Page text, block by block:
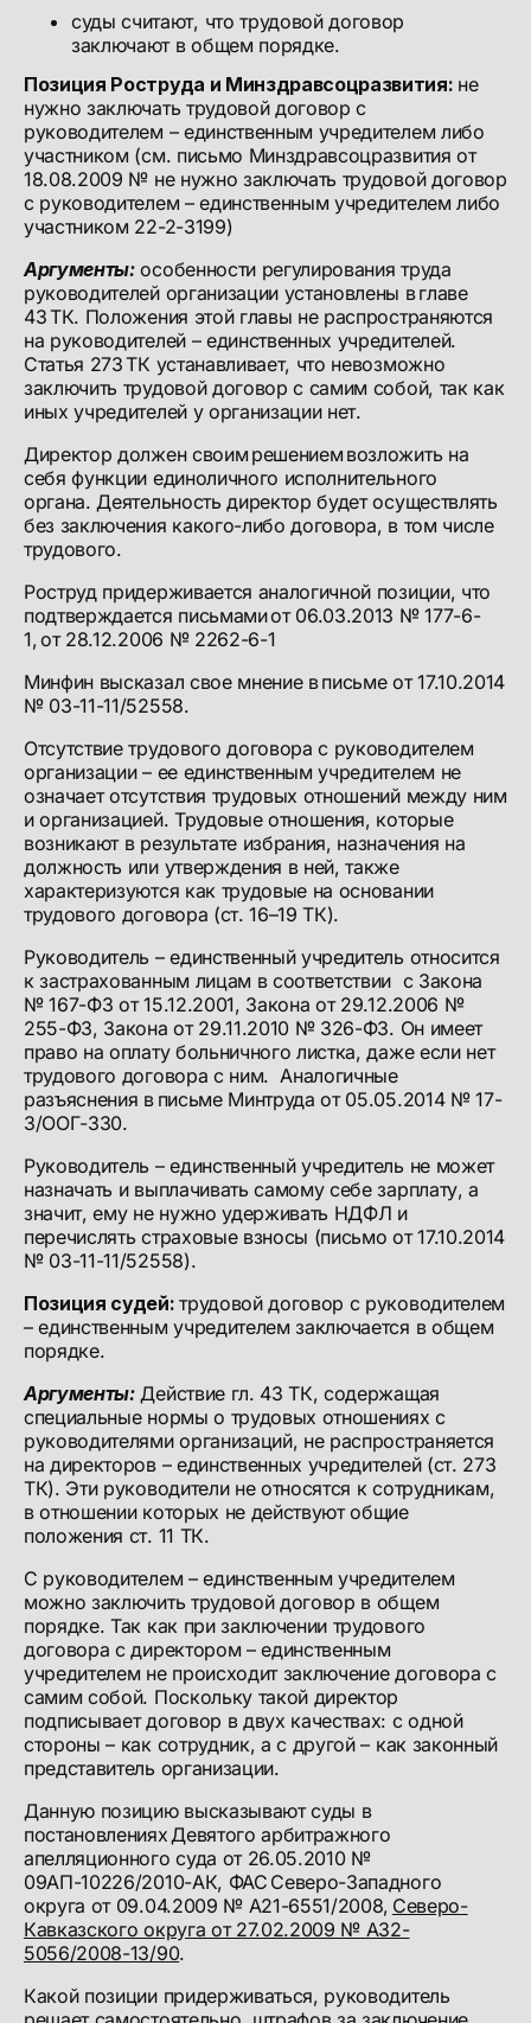
суды считают, что трудовой договор
заключают в общем порядке.
Позиция Роструда и Минздравсоцразвития: не
нужно заключать трудовой договор с
руководителем – единственным учредителем либо
участником (см. письмо Минздравсоцразвития от
18.08.2009 № не нужно заключать трудовой договор
с руководителем – единственным учредителем либо
участником 22-2-3199)
Аргументы:особенности регулирования труда
руководителей организации установлены в главе
43 ТК. Положения этой главы не распространяются
на руководителей – единственных учредителей.
Статья 273 ТК устанавливает, что невозможно
заключить трудовой договор с самим собой, так как
иных учредителей у организации нет.
Директор должен своим решением возложить на
себя функции единоличного исполнительного
органа. Деятельность директор будет осуществлять
без заключения какого-либо договора, в том числе
трудового.
Роструд придерживается аналогичной позиции, что
подтверждается письмами от 06.03.2013 № 177-6-
1, от 28.12.2006 № 2262-6-1
Минфин высказал свое мнение в письме от 17.10.2014
№ 03-11-11/52558.
Отсутствие трудового договора с руководителем
организации – ее единственным учредителем не
означает отсутствия трудовых отношений между ним
и организацией. Трудовые отношения, которые
возникают в результате избрания, назначения на
должность или утверждения в ней, также
характеризуются как трудовые на основании
трудового договора (ст. 16–19 ТК).
Руководитель – единственный учредитель относится
к застрахованным лицам в соответствии с Закона
№ 167-ФЗ от 15.12.2001, Закона от 29.12.2006 №
255-ФЗ, Закона от 29.11.2010 № 326-ФЗ. Он имеет
право на оплату больничного листка, даже если нет
трудового договора с ним. Аналогичные
разъяснения в письме Минтруда от 05.05.2014 № 17-
3/ООГ-330.
Руководитель – единственный учредитель не может
назначать и выплачивать самому себе зарплату, а
значит, ему не нужно удерживать НДФЛ и
перечислять страховые взносы (письмо от 17.10.2014
№ 03-11-11/52558).
Позиция судей:трудовой договор с руководителем
– единственным учредителем заключается в общем
порядке.
Аргументы:Действие гл. 43 ТК, содержащая
специальные нормы о трудовых отношениях с
руководителями организаций, не распространяется
на директоров – единственных учредителей (ст. 273
ТК). Эти руководители не относятся к сотрудникам,
в отношении которых не действуют общие
положения ст. 11 ТК.
С руководителем – единственным учредителем
можно заключить трудовой договор в общем
порядке. Так как при заключении трудового
договора с директором – единственным
учредителем не происходит заключение договора с
самим собой. Поскольку такой директор
подписывает договор в двух качествах: с одной
стороны – как сотрудник, а с другой – как законный
представитель организации.
Данную позицию высказывают суды в
постановлениях Девятого арбитражного
апелляционного суда от 26.05.2010 №
09АП-10226/2010-АК, ФАС Северо-Западного
округа от 09.04.2009 № А21-6551/2008, Северо-
Кавказского округа от 27.02.2009 № А32-
5056/2008-13/90.
Какой позиции придерживаться, руководитель